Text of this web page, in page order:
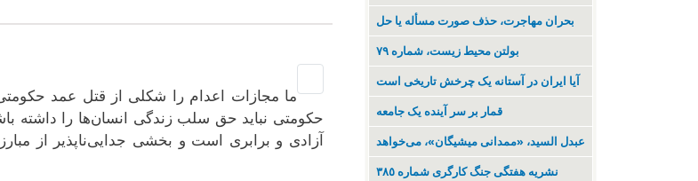
ما مجازات اعدام را شکلی از قتل عمد
حکومتی نباید حق سلب زندگی انسان‌ها را داشته
آزادی و برابری است و بخشی جدایی‌ناپذیر از
بحران مهاجرت‌، حذف صورت مسأله یا حل
بولتن محیط زیست، شماره ۷۹
آیا ایران در آستانه یک چرخش تاریخی است
قمار بر سر آینده یک جامعه
عبدل السید، «ممدانی میشیگان»، می‌خواهد
نشریە هفتگی جنگ کارگری شمارە ٣٨٥